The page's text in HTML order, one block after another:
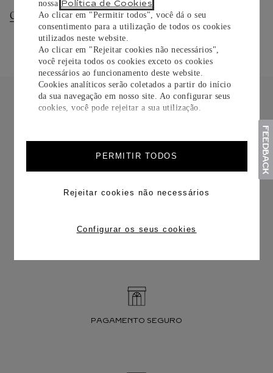
nossa Política de Cookies
Ao clicar em "Permitir todos", você dá o seu
consentimento para a utilização de todos os cookies
utilizados neste website.
Ao clicar em "Rejeitar cookies não necessários",
você rejeita todos os cookies exceto os cookies
necessários ao funcionamento deste website.
Cookies analíticos serão coletados a partir do início
da sua navegação em nosso site. Ao configurar seus
cookies, você pode rejeitar a sua utilização.
PERMITIR TODOS
Rejeitar cookies não necessários
Configurar os seus cookies
Consultar Entregas Consultar Devoluções
TROCAS E DEVOLUÇÕES
PAGAMENTO SEGURO